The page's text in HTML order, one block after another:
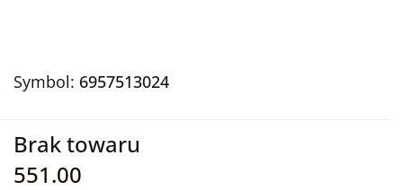
Symbol: 6957513024
Brak towaru
551.00